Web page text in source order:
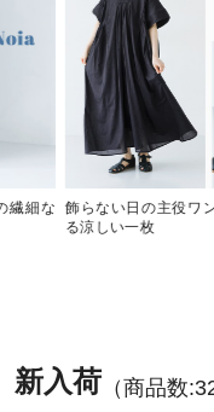
繊細な
飾らない日の主役ワ
る涼しい一枚
新入荷 （商品数: